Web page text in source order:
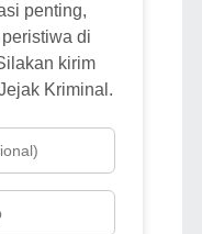
penting,
di
kirim
Kriminal.